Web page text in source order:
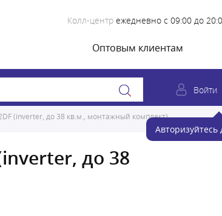
Колл-центр ежедневно с 09:00 до
Оптовым клиентам
Войти
(inverter, до 38 кв.м., монтажный комплект)
до 38